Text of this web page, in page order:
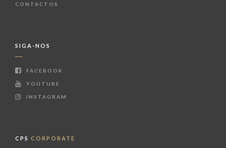
CONTACTOS
SIGA-NOS
FACEBOOK
YOUTUBE
INSTAGRAM
CPS CORPORATE